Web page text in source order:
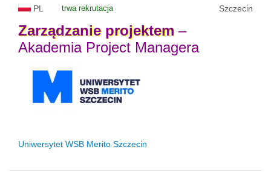
PL trwa rekrutacja Szczecin
Zarządzanie projektem –
Akademia Project Managera
Uniwersytet WSB Merito Szczecin